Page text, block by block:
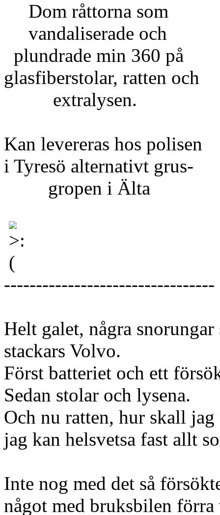
Dom råttorna som
vandaliserade och
plundrade min 360 på
glasfiberstolar, ratten och
extralysen.
Kan levereras hos polisen
i Tyresö alternativt grus-
gropen i Älta
---------------------------------
Helt galet, några
stackars Volvo.
Först batteriet och ett
Sedan stolar och lysena.
Och nu ratten, hur skall
jag kan helsvetsa fast allt
Inte nog med det så
något med bruksbilen förra